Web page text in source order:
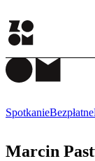
SpotkanieBezpłatne
Marcin